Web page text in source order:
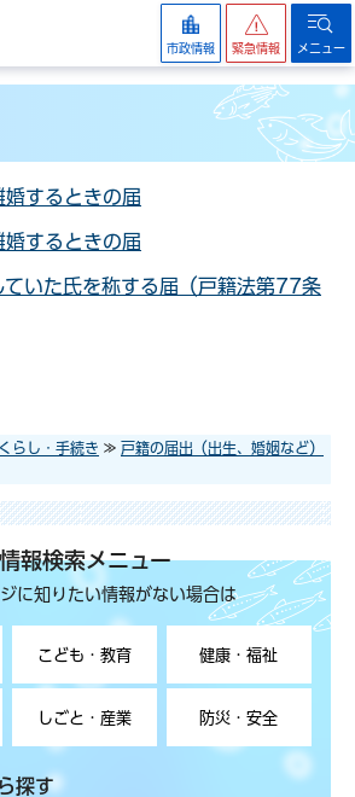
市政情報 緊急情報 メニュー
婚するときの届
婚するときの届
ていた氏を称する届（戸籍法第77条
くらし・手続き ≫ 戸籍の届出（出生、婚姻など）
報検索メニュー
に知りたい情報がない場合は
こども・教育 健康・福祉
しごと・産業 防災・安全
探す